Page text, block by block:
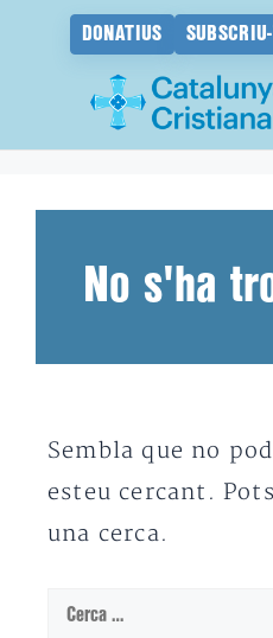
DONATIUS
No s'ha
Sembla que no
esteu cercant.
una cerca.
Cerca: